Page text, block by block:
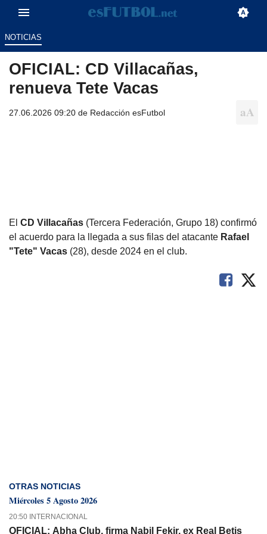
NOTICIAS
OFICIAL: CD Villacañas,
renueva Tete Vacas
27.06.2026 09:20 de Redacción esFutbol
El CD Villacañas (Tercera Federación, Grupo 18) confirmó
el acuerdo para la llegada a sus filas del atacante Rafael
"Tete" Vacas (28), desde 2024 en el club.
OTRAS NOTICIAS
Miércoles 5 Agosto 2026
20:50 INTERNACIONAL
OFICIAL: Abha Club, firma Nabil Fekir, ex Real Betis